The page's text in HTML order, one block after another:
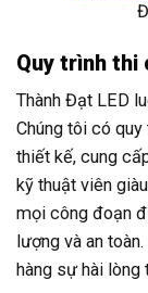
Quy trình thi
Thành Đạt LED
Chúng tôi có
thiết kế, cung
kỹ thuật viên
mọi công đoạn
lượng và an
hàng sự hài lòng